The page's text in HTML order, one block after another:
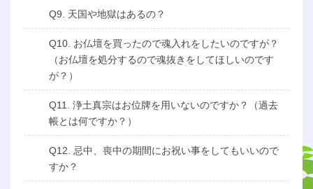
Q9. 天国や地獄はあるの？
Q10. お仏壇を買ったので魂入れをしたいのですが？
（お仏壇を処分するので魂抜きをしてほしいのです
が？）
Q11. 浄土真宗はお位牌を用いないのですか？（過去
帳とは何ですか？）
Q12. 忌中、喪中の期間にお祝い事をしてもいいので
すか？